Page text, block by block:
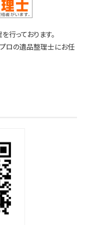
っております。
ロの遺品整理士にお任